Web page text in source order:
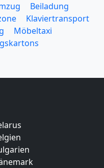
Beiladung
Klaviertransport
Möbeltaxi